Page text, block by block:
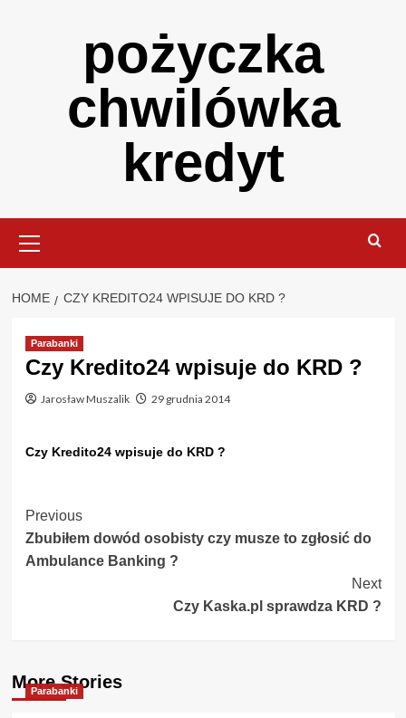
pożyczka
chwilówka
kredyt
Menu
HOME CZY KREDITO24 WPISUJE DO KRD ?
Parabanki
Czy Kredito24 wpisuje do KRD ?
Jarosław Muszalik 29 grudnia 2014
Czy Kredito24 wpisuje do KRD ?
Post
Navigation
Previous
Zbubiłem dowód osobisty czy musze to zgłosić do
Ambulance Banking ?
Next
Czy Kaska.pl sprawdza KRD ?
More Stories
Parabanki